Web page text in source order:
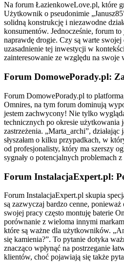
Na forum ŁazienkoweLove.pl, które
Użytkownik o pseudonimie
solidną konstrukcję i niezawodne
konsumentów. Jednocześnie, forum
naprawdę drogie. Czy są warte
uzasadnienie tej inwestycji w
zainteresowanie ze względu na swoje
Forum DomowePorady.pl:
Forum DomowePorady.pl to
Omnires, na tym forum dominują
jestem zachwycony! Nie tylko
technicznych po okresie użytkowania
zastrzeżenia. „Marta_archi”,
słyszałam o kilku przypadkach, w
od profesjonalisty, który ma szerszy
sygnały o potencjalnych problemach
Forum InstalacjaExpert.pl:
Forum InstalacjaExpert.pl skupia
są zazwyczaj bardzo cenne,
swojej pracy często montuję baterie
porównanie z wieloma innymi
które są ważne dla użytkowników.
się kamienia?”. To pytanie dotyka
znacząco wpłynąć na postrzeganie
klientów, choć pojawiają się także